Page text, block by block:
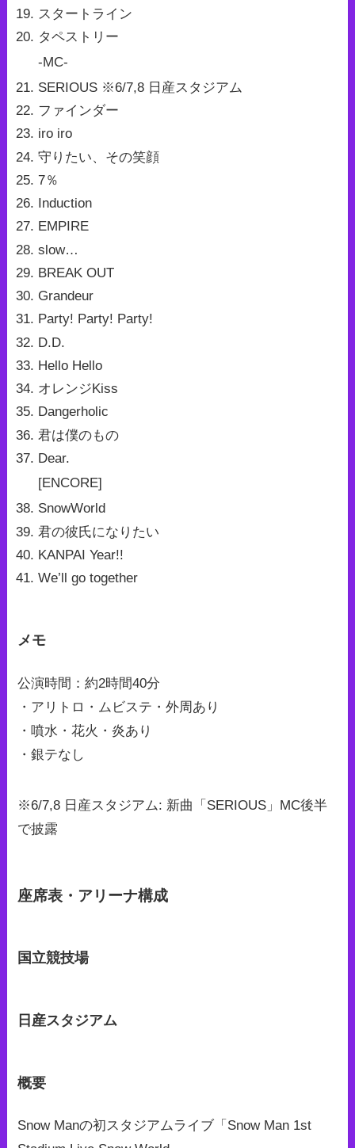
スタートライン
タペストリー
-MC-
SERIOUS ※6/7,8 日産スタジアム
ファインダー
iro iro
守りたい、その笑顔
7％
Induction
EMPIRE
slow…
BREAK OUT
Grandeur
Party! Party! Party!
D.D.
Hello Hello
オレンジKiss
Dangerholic
君は僕のもの
Dear.
[ENCORE]
SnowWorld
君の彼氏になりたい
KANPAI Year!!
We’ll go together
メモ
公演時間：約2時間40分
・アリトロ・ムビステ・外周あり
・噴水・花火・炎あり
・銀テなし
※6/7,8 日産スタジアム: 新曲「SERIOUS」MC後半
で披露
座席表・アリーナ構成
国立競技場
日産スタジアム
概要
Snow Manの初スタジアムライブ「Snow Man 1st